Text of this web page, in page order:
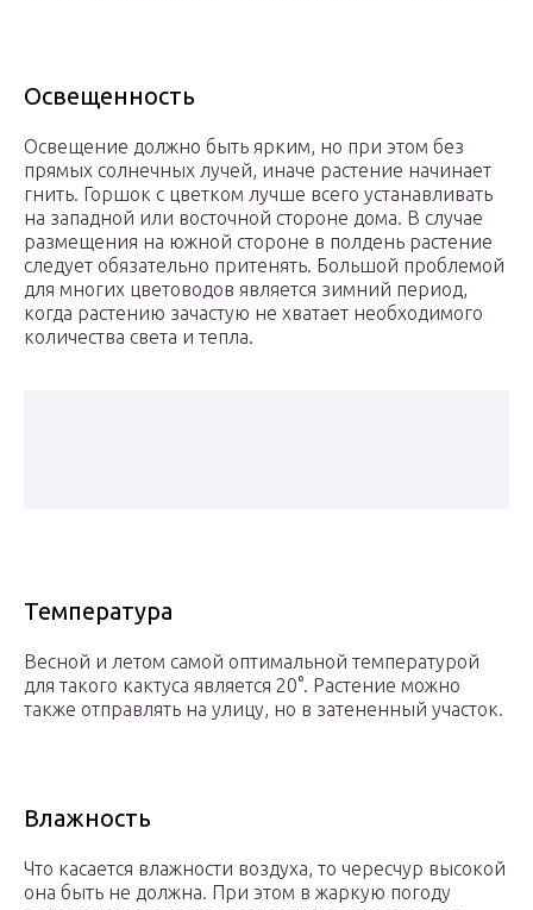
Освещенность
Освещение должно быть ярким, но при этом без
прямых солнечных лучей, иначе растение начинает
гнить. Горшок с цветком лучше всего устанавливать
на западной или восточной стороне дома. В случае
размещения на южной стороне в полдень растение
следует обязательно притенять. Большой проблемой
для многих цветоводов является зимний период,
когда растению зачастую не хватает необходимого
количества света и тепла.
Температура
Весной и летом самой оптимальной температурой
для такого кактуса является 20°. Растение можно
также отправлять на улицу, но в затененный участок.
Влажность
Что касается влажности воздуха, то чересчур высокой
она быть не должна. При этом в жаркую погоду